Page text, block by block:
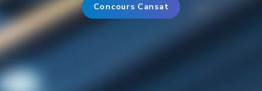
Concours Cansat